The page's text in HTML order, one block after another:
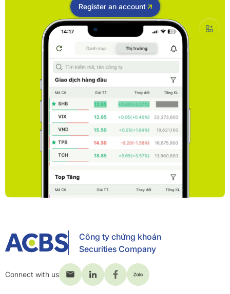
Register an account
Công ty chứng khoán
Securities Company
Connect with us